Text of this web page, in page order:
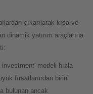
çıkarılarak kısa ve
dinamik yatırım araçlarına
modeli hızla
fırsatlarından birini
bulunan ancak